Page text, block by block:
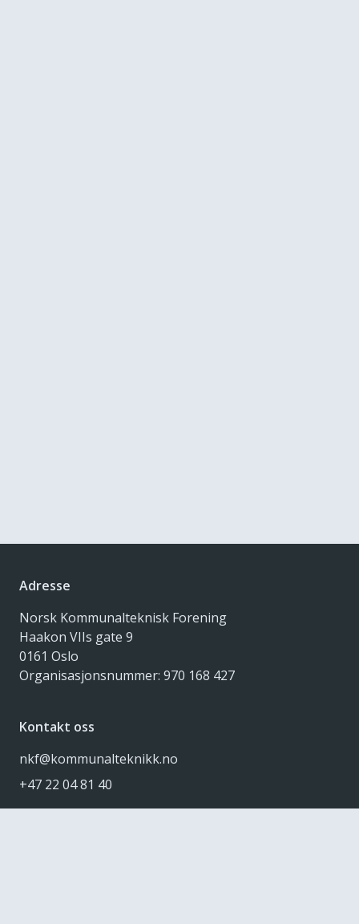
Adresse
Norsk Kommunalteknisk Forening
Haakon VIIs gate 9
0161 Oslo
Organisasjonsnummer: 970 168 427
Kontakt oss
nkf@kommunalteknikk.no
+47 22 04 81 40